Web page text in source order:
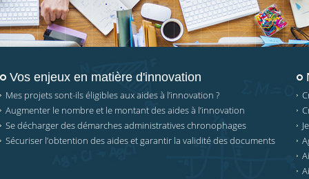
Vos enjeux en matière d'innovation
Mes projets sont-ils éligibles aux aides à l’innovation ?
Augmenter le nombre et le montant des aides à l’innovation
Se décharger des démarches administratives chronophages
Sécuriser l’obtention des aides et garantir la validité des documents